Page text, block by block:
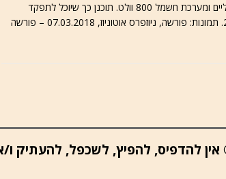
פורשה Mission E Cross Turismo מגיע עם שני מנועים חשמליים ומערכת חשמל 800 וולט. תוכנן כך שיוכל לתפקד
כקרוסאובר לנשיאת ציוד פנאי. צפוי להגיע לשיווק מסחרי ב-2021. תמונות: פורשה, ניוזפרס אוטוניוז, 07.03.2018 – פורשה
© אין להדפיס, להפיץ, לשכפל,